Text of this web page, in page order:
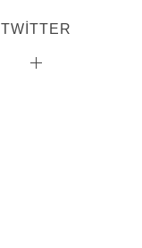
TWITTER